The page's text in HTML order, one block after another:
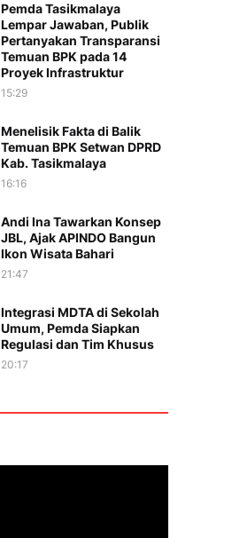
Pemda Tasikmalaya
Lempar Jawaban, Publik
Pertanyakan Transparansi
Temuan BPK pada 14
Proyek Infrastruktur
15:29
Menelisik Fakta di Balik
Temuan BPK Setwan DPRD
Kab. Tasikmalaya
16:16
Andi Ina Tawarkan Konsep
JBL, Ajak APINDO Bangun
Ikon Wisata Bahari
21:47
Integrasi MDTA di Sekolah
Umum, Pemda Siapkan
Regulasi dan Tim Khusus
20:17